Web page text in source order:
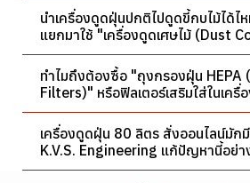
นำเครื่องดูดฝุ่นปกติไปดูดขี้กบไม้ได้ไ
แยกมาใช้ "เครื่องดูดเศษไม้ (Dust
ทำไมถึงต้องซื้อ "ถุงกรองฝุ่น HEPA
Filters)" หรือฟิลเตอร์เสริมใส่ในเครื่
เครื่องดูดฝุ่น 80 ลิตร สั่งออนไลน์มั
K.V.S. Engineering แก้ปัญหานี้อย่า